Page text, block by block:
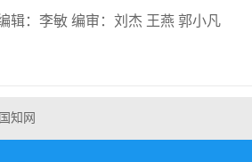
辑：李敏 编审：刘杰 王燕 郭小凡
知网